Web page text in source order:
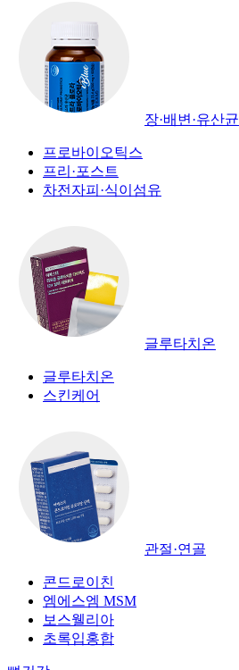
장·배변·유산균
프로바이오틱스
프리·포스트
차전자피·식이섬유
글루타치온
글루타치온
스킨케어
관절·연골
콘드로이친
엠에스엠 MSM
보스웰리아
초록입홍합